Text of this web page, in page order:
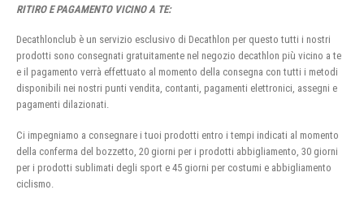
RITIRO E PAGAMENTO VICINO A TE:
Decathlonclub è un servizio esclusivo di Decathlon per questo tutti i nostri
prodotti sono consegnati gratuitamente nel negozio decathlon più vicino a te
e il pagamento verrà effettuato al momento della consegna con tutti i metodi
disponibili nei nostri punti vendita, contanti, pagamenti elettronici, assegni e
pagamenti dilazionati.
Ci impegniamo a consegnare i tuoi prodotti entro i tempi indicati al momento
della conferma del bozzetto, 20 giorni per i prodotti abbigliamento, 30 giorni
per i prodotti sublimati degli sport e 45 giorni per costumi e abbigliamento
ciclismo.